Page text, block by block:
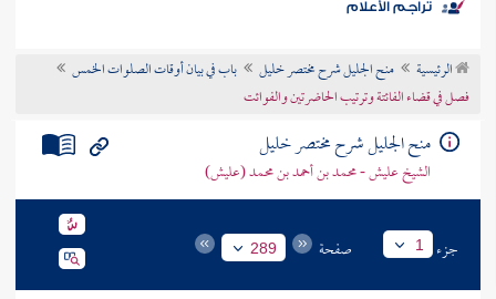
موضوعي
تراجم الأعلام
الرئيسية منح الجليل شرح مختصر خليل
باب في بيان أوقات الصلوات الخمس
فصل في قضاء الفائتة وترتيب الحاضرتين والفوائت
منح الجليل شرح مختصر خليل
الشيخ عليش - محمد بن أحمد بن محمد (عليش)
جزء 1 صفحة 289